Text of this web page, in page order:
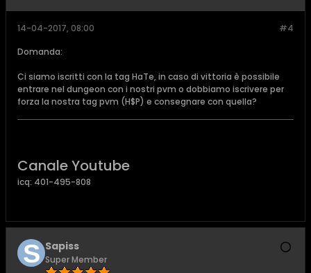
#4
14-04-2017, 08:00
Domanda:
Ci siamo iscritti con la tag HaTe, in caso di vittoria è possibile
entrare nel dungeon con i nostri pvm o dobbiamo iscrivere per
forza la nostra tag pvm (H$P) e consegnare con quella?
Canale Youtube
icq: 401-495-808
Sapiss
Super Member